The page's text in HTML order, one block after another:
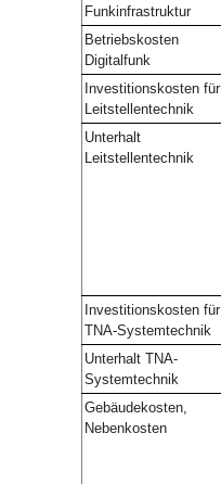
Funkinfrastruktur
Betriebskosten
Digitalfunk
Investitionskosten für
Leitstellentechnik
Unterhalt
Leitstellentechnik
Investitionskosten für
TNA-Systemtechnik
Unterhalt TNA-
Systemtechnik
Gebäudekosten,
Nebenkosten